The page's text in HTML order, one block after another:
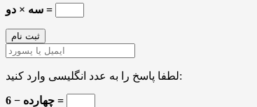
سه × دو =
لطفا پاسخ را به عدد انگلیسی وارد کنید:
چهارده − 6 =